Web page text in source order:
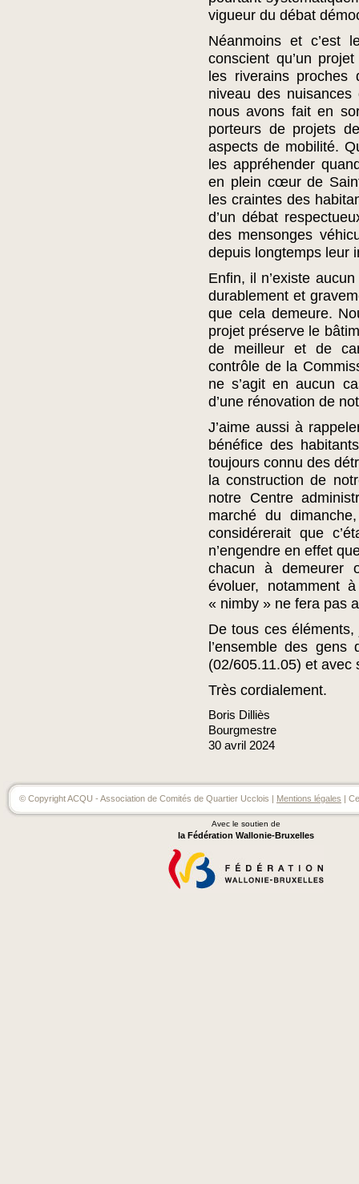
vigueur du débat
Néanmoins et c’est
conscient qu’un
les riverains
niveau des
nous avons fait en
porteurs de projets
aspects de mobilité.
les appréhender
en plein cœur de
les craintes des
d’un débat
des mensonges
depuis longtemps leur
Enfin, il n’existe
durablement et
que cela demeure.
projet préserve le
de meilleur et de
contrôle de la
ne s’agit en aucun
d’une rénovation de
J’aime aussi à
bénéfice des
toujours connu des
la construction de
notre Centre
marché du
considérerait que
n’engendre en effet
chacun à demeurer
évoluer, notamment
« nimby » ne fera pas
De tous ces
l’ensemble des
(02/605.11.05) et avec
Très cordialement.
Boris Dilliès
Bourgmestre
30 avril 2024
© Copyright ACQU - Association de Comités de Quartier Ucclois | Mentions légales |
Avec le soutien de
la Fédération Wallonie-Bruxelles